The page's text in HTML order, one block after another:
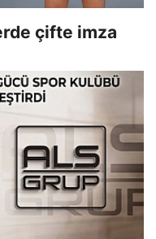
çifte imza